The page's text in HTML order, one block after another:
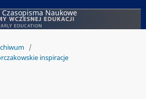
Naukowe
/
inspiracje